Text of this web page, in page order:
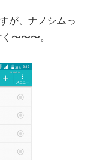
が、ナノシムっ
〜〜〜。